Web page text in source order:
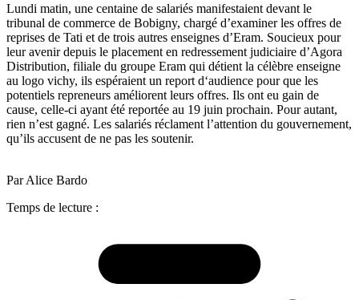
Lundi matin, une centaine de salariés manifestaient devant le
tribunal de commerce de Bobigny, chargé d’examiner les offres de
reprises de Tati et de trois autres enseignes d’Eram. Soucieux pour
leur avenir depuis le placement en redressement judiciaire d’Agora
Distribution, filiale du groupe Eram qui détient la célèbre enseigne
au logo vichy, ils espéraient un report d‘audience pour que les
potentiels repreneurs améliorent leurs offres. Ils ont eu gain de
cause, celle-ci ayant été reportée au 19 juin prochain. Pour autant,
rien n’est gagné. Les salariés réclament l’attention du gouvernement,
qu’ils accusent de ne pas les soutenir.
Par Alice Bardo
Temps de lecture :